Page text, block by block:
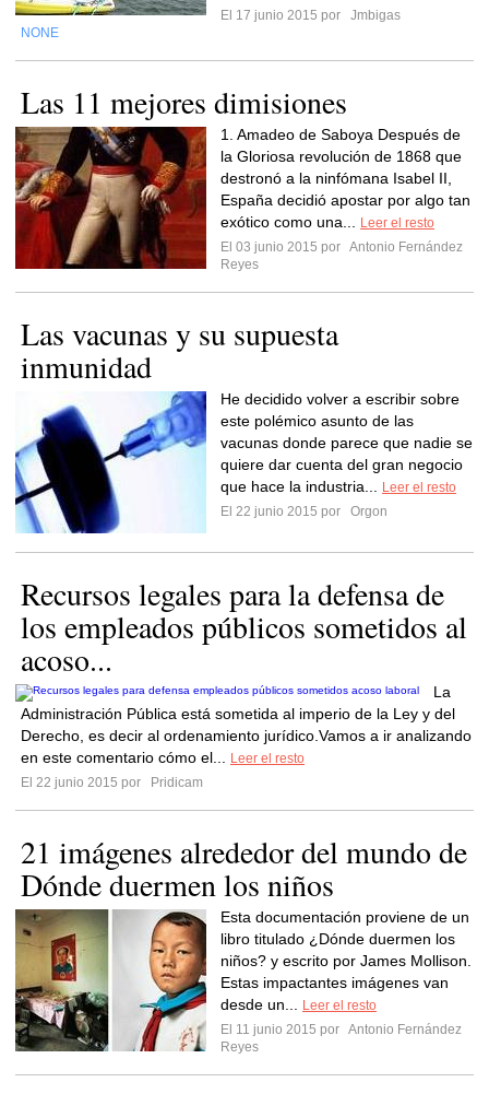
El 17 junio 2015 por
Jmbigas
NONE
Las 11 mejores dimisiones
1. Amadeo de Saboya Después de
la Gloriosa revolución de 1868 que
destronó a la ninfómana Isabel II,
España decidió apostar por algo tan
exótico como una...
Leer el resto
El 03 junio 2015 por Antonio Fernández
Reyes
Las vacunas y su supuesta
inmunidad
He decidido volver a escribir sobre
este polémico asunto de las
vacunas donde parece que nadie se
quiere dar cuenta del gran negocio
que hace la industria...
Leer el resto
El 22 junio 2015 por
Orgon
Recursos legales para la defensa de
los empleados públicos sometidos al
acoso...
La
Administración Pública está sometida al imperio de la Ley y del
Derecho, es decir al ordenamiento jurídico.Vamos a ir analizando
en este comentario cómo el...
Leer el resto
El 22 junio 2015 por
Pridicam
21 imágenes alrededor del mundo de
Dónde duermen los niños
Esta documentación proviene de un
libro titulado ¿Dónde duermen los
niños? y escrito por James Mollison.
Estas impactantes imágenes van
desde un...
Leer el resto
El 11 junio 2015 por Antonio Fernández
Reyes